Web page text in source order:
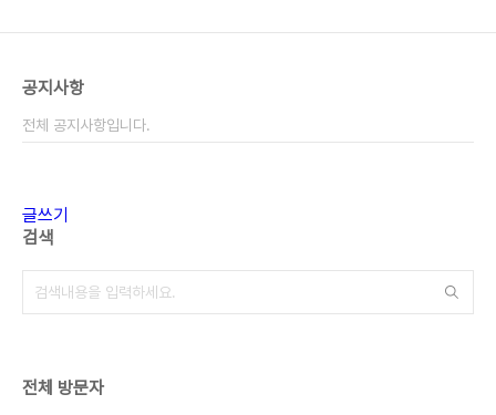
공지사항
전체 공지사항입니다.
글쓰기
검색
전체 방문자